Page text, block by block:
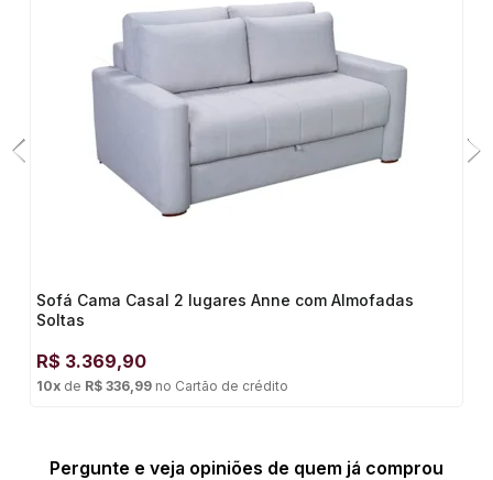
Sofá Cama Casal 2 lugares Anne com Almofadas
Soltas
R$ 3.369,90
10x de R$ 336,99 no Cartão de crédito
Pergunte e veja opiniões de quem já comprou